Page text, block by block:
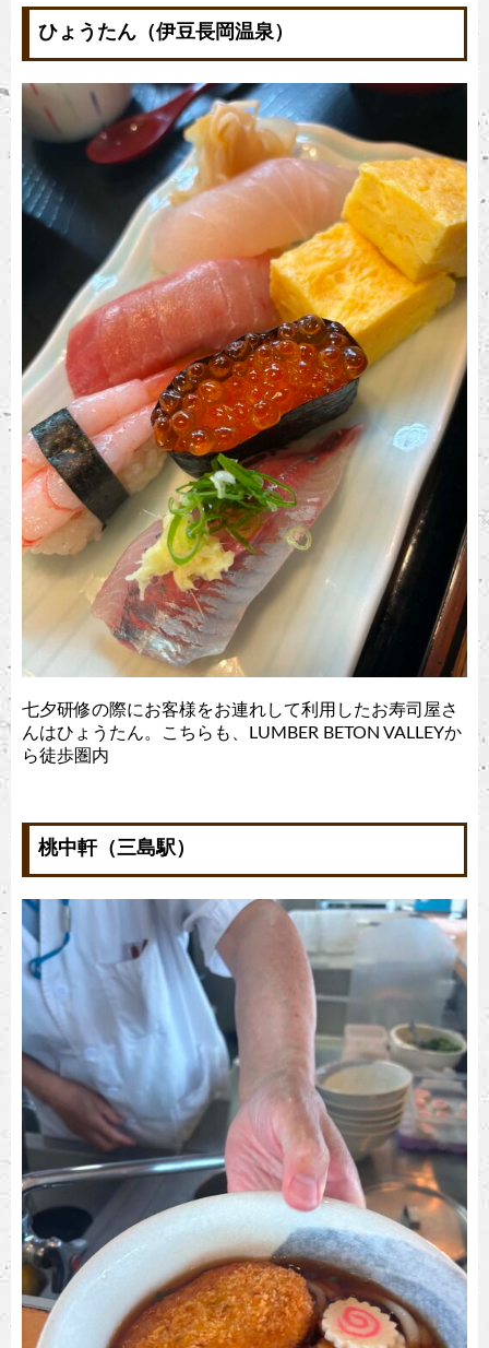
ひょうたん（伊豆長岡温泉）
七夕研修の際にお客様をお連れして利用したお寿司屋さ
んはひょうたん。こちらも、LUMBER BETON VALLEYか
ら徒歩圏内
桃中軒（三島駅）